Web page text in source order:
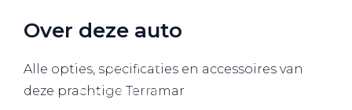
Leasevormen
Berijdersinfo
Lease acties
Over deze auto
Alle opties, specificaties en accessoires van
deze prachtige Terramar